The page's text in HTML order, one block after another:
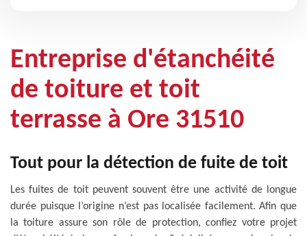
Entreprise d'étanchéité
de toiture et toit
terrasse à Ore 31510
Tout pour la détection de fuite de toit
Les fuites de toit peuvent souvent être une activité de longue
durée puisque l’origine n’est pas localisée facilement. Afin que
la toiture assure son rôle de protection, confiez votre projet